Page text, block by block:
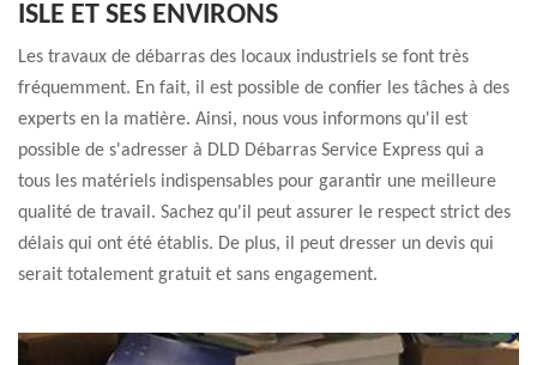
ISLE ET SES ENVIRONS
Les travaux de débarras des locaux industriels se font très
fréquemment. En fait, il est possible de confier les tâches à des
experts en la matière. Ainsi, nous vous informons qu'il est
possible de s'adresser à DLD Débarras Service Express qui a
tous les matériels indispensables pour garantir une meilleure
qualité de travail. Sachez qu'il peut assurer le respect strict des
délais qui ont été établis. De plus, il peut dresser un devis qui
serait totalement gratuit et sans engagement.